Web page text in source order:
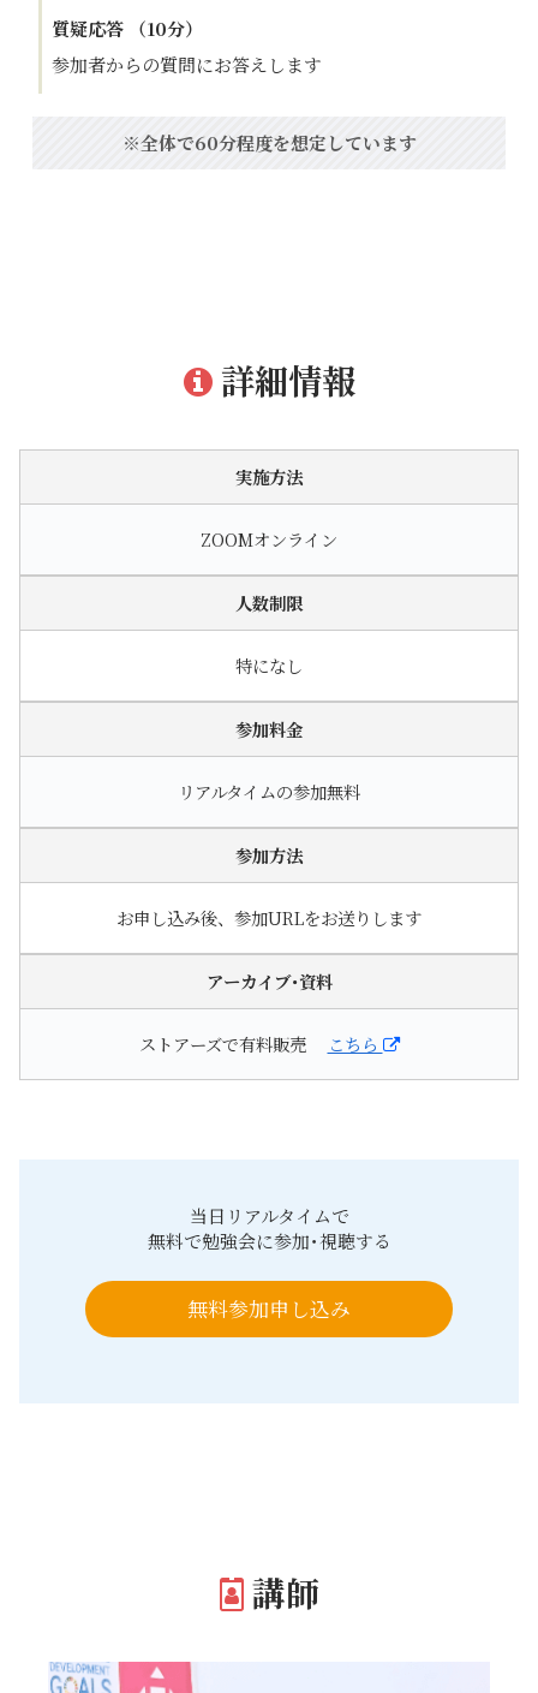
質疑応答 （10分）
参加者からの質問にお答えします
※全体で60分程度を想定しています
詳細情報
実施方法
ZOOMオンライン
人数制限
特になし
参加料金
リアルタイムの参加無料
参加方法
お申し込み後、参加URLをお送りします
アーカイブ･資料
ストアーズで有料販売 こちら
当日リアルタイムで
無料で勉強会に参加･視聴する
無料参加申し込み
講師